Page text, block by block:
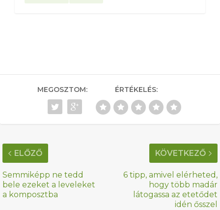
MEGOSZTOM: ÉRTÉKELÉS:
ELŐZŐ
Semmiképp ne tedd
bele ezeket a leveleket
a komposztba
KÖVETKEZŐ
6 tipp, amivel elérheted,
hogy több madár
látogassa az etetődet
idén ősszel